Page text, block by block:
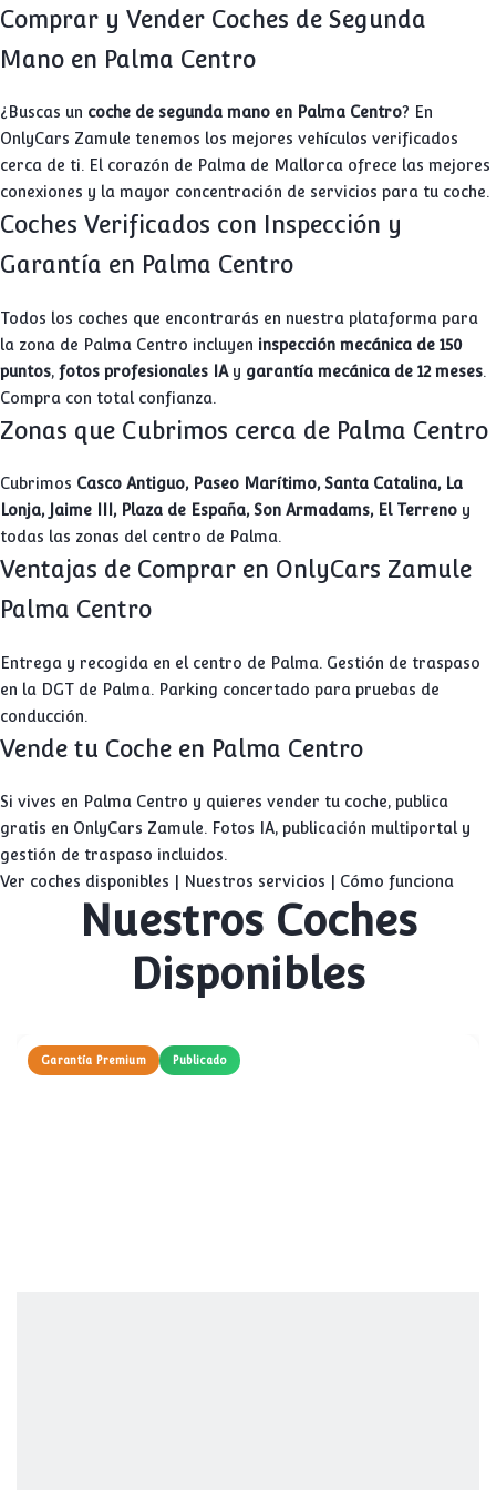
Comprar y Vender Coches de Segunda
Mano en Palma Centro
¿Buscas un coche de segunda mano en Palma Centro? En
OnlyCars Zamule tenemos los mejores vehículos verificados
cerca de ti. El corazón de Palma de Mallorca ofrece las mejores
conexiones y la mayor concentración de servicios para tu coche.
Coches Verificados con Inspección y
Garantía en Palma Centro
Todos los coches que encontrarás en nuestra plataforma para
la zona de Palma Centro incluyen inspección mecánica de 150
puntos, fotos profesionales IAy garantía mecánica de 12 meses.
Compra con total confianza.
Zonas que Cubrimos cerca de Palma Centro
Cubrimos Casco Antiguo, Paseo Marítimo, Santa Catalina, La
Lonja, Jaime III, Plaza de España, Son Armadams, El Terreno y
todas las zonas del centro de Palma.
Ventajas de Comprar en OnlyCars Zamule
Palma Centro
Entrega y recogida en el centro de Palma. Gestión de traspaso
en la DGT de Palma. Parking concertado para pruebas de
conducción.
Vende tu Coche en Palma Centro
Si vives en Palma Centro y quieres vender tu coche, publica
gratis en OnlyCars Zamule. Fotos IA, publicación multiportal y
gestión de traspaso incluidos.
Ver coches disponibles
Nuestros servicios Cómo funciona
Nuestros Coches
Disponibles
Garantía Premium Publicado